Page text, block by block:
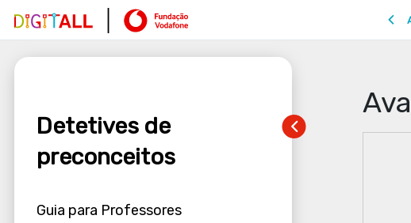
Detetives de
preconceitos
Guia para Professores